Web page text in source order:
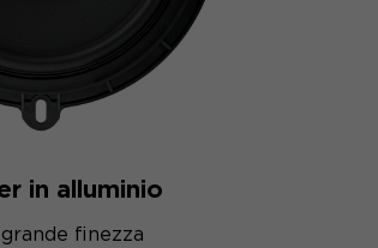
in alluminio
finezza